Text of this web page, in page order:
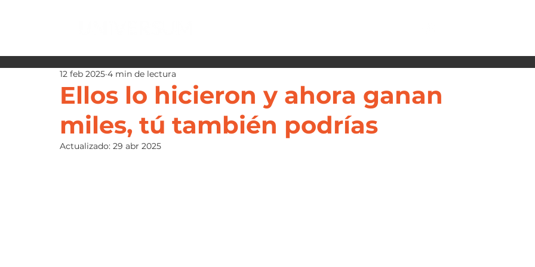
Ellos lo hicieron y ahora ganan
miles, tú también podrías
12 feb 2025 4 min de lectura
Actualizado: 29 abr 2025